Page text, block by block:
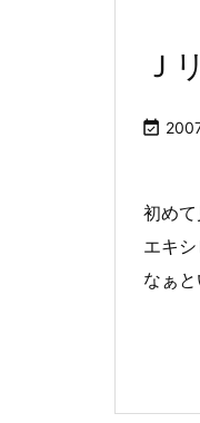
Ｊ

初めて
エキ
なぁ